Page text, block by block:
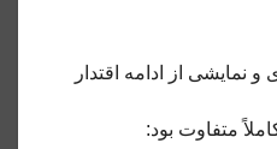
متفاوت بود: